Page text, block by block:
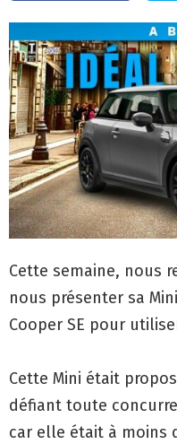
Cette semaine, nous
nous présenter sa
Cooper SE pour
Cette Mini était
défiant toute
car elle était à moins